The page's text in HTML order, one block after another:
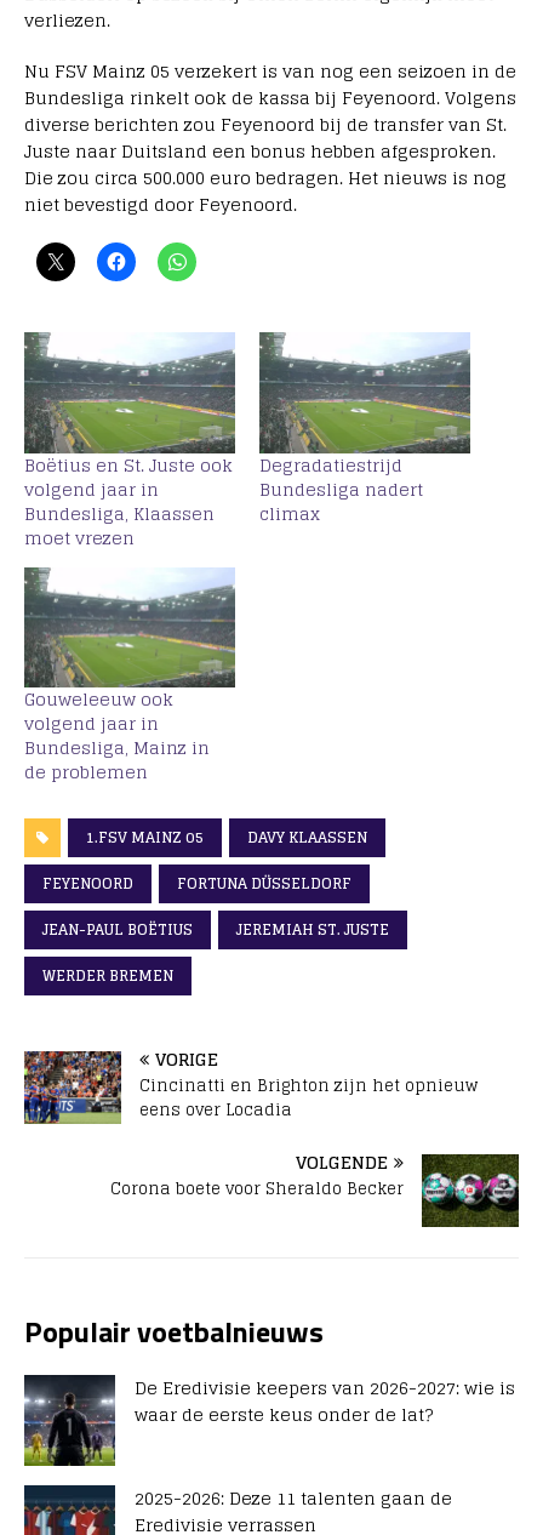
verliezen.
Nu FSV Mainz 05 verzekert is van nog een seizoen in de
Bundesliga rinkelt ook de kassa bij Feyenoord. Volgens
diverse berichten zou Feyenoord bij de transfer van St.
Juste naar Duitsland een bonus hebben afgesproken.
Die zou circa 500.000 euro bedragen. Het nieuws is nog
niet bevestigd door Feyenoord.
Boëtius en St. Juste ook
volgend jaar in
Bundesliga, Klaassen
moet vrezen
Degradatiestrijd
Bundesliga nadert
climax
Gouweleeuw ook
volgend jaar in
Bundesliga, Mainz in
de problemen
1.FSV MAINZ 05
DAVY KLAASSEN
FEYENOORD
FORTUNA DÜSSELDORF
JEAN-PAUL BOËTIUS
JEREMIAH ST. JUSTE
WERDER BREMEN
VORIGE
Cincinatti en Brighton zijn het opnieuw
eens over Locadia
VOLGENDE
Corona boete voor Sheraldo Becker
Populair voetbalnieuws
De Eredivisie keepers van 2026-2027: wie is
waar de eerste keus onder de lat?
2025-2026: Deze 11 talenten gaan de
Eredivisie verrassen